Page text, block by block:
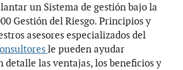
un Sistema de gestión bajo la
Gestión del Riesgo. Principios y
asesores especializados del
le pueden ayudar
detalle las ventajas, los beneficios y